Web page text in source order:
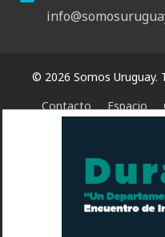
© 2026 Somos Uruguay.
Contacto
Espacio